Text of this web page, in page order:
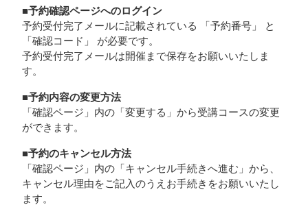
■予約確認ページへのログイン
予約受付完了メールに記載されている 「予約番号」 と
「確認コード」 が必要です。
予約受付完了メールは開催まで保存をお願いいたしま
す。
■予約内容の変更方法
「確認ページ」内の「変更する」から受講コースの変更
ができます。
■予約のキャンセル方法
「確認ページ」内の「キャンセル手続きへ進む」から、
キャンセル理由をご記入のうえお手続きをお願いいたし
ます。